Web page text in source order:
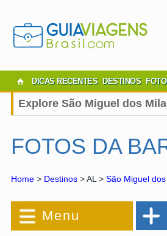
DICAS RECENTES DESTINOS
Explore São Miguel dos
FOTOS DA
Home > Destinos > AL > São Miguel
Menu